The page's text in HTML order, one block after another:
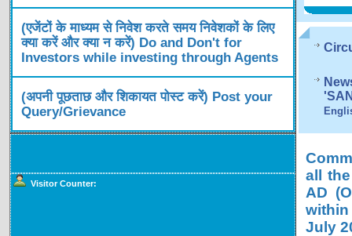
(एजेंटों के माध्यम से निवेश करते समय निवेशकों के लिए
क्या करें और क्या न करें) Do and Don't for
Investors while investing through Agents
(अपनी पूछताछ और शिकायत पोस्ट करें) Post your
Query/Grievance
Visitor Counter:
all
AD
July